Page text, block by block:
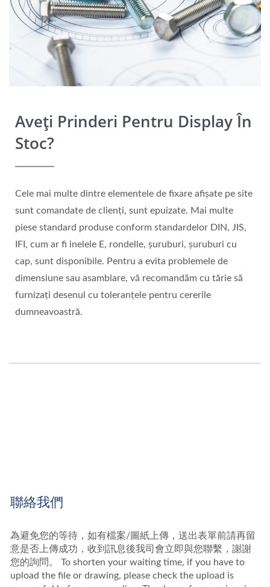
Aveți Prinderi Pentru Display În
Stoc?
Cele mai multe dintre elementele de fixare afișate pe site
sunt comandate de clienți, sunt epuizate. Mai multe
piese standard produse conform standardelor DIN, JIS,
IFI, cum ar fi inelele E, rondelle, șuruburi, șuruburi cu
cap, sunt disponibile. Pentru a evita problemele de
dimensiune sau asamblare, vă recomandăm cu tărie să
furnizați desenul cu toleranțele pentru cererile
dumneavoastră.